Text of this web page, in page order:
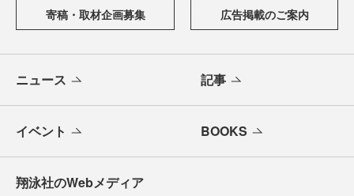
寄稿・取材企画募集 広告掲載のご案内
ニュース 記事
イベント BOOKS
翔泳社のWebメディア